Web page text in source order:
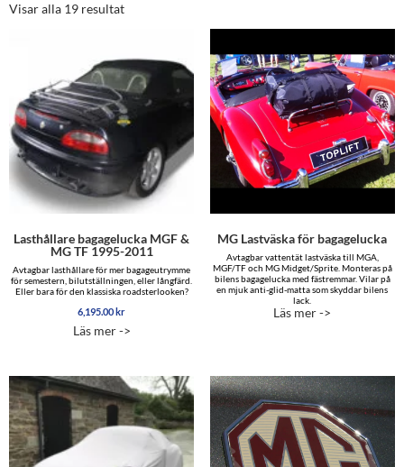
Visar alla 19 resultat
Lasthållare bagagelucka MGF &
MG TF 1995-2011
Avtagbar lasthållare för mer bagageutrymme
för semestern, bilutställningen, eller långfärd.
Eller bara för den klassiska roadsterlooken?
6,195.00 kr
Läs mer ->
MG Lastväska för bagagelucka
Avtagbar vattentät lastväska till MGA,
MGF/TF och MG Midget/Sprite. Monteras på
bilens bagagelucka med fästremmar. Vilar på
en mjuk anti-glid-matta som skyddar bilens
lack.
Läs mer ->